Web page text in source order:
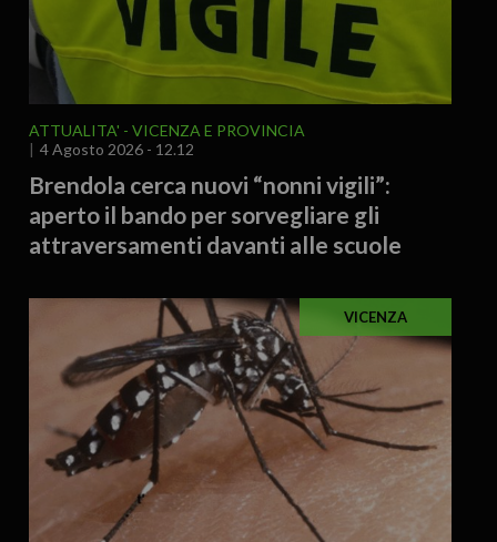
ATTUALITA'
VICENZA E PROVINCIA
4 Agosto 2026 - 12.12
Brendola cerca nuovi “nonni vigili”:
aperto il bando per sorvegliare gli
attraversamenti davanti alle scuole
VICENZA